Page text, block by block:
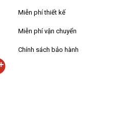
Miễn phí thiết kế
Miễn phí vận chuyển
Chính sách bảo hành